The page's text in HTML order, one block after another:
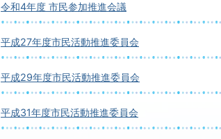
令和4年度 市民参加推進会議
平成27年度市民活動推進委員会
平成29年度市民活動推進委員会
平成31年度市民活動推進委員会